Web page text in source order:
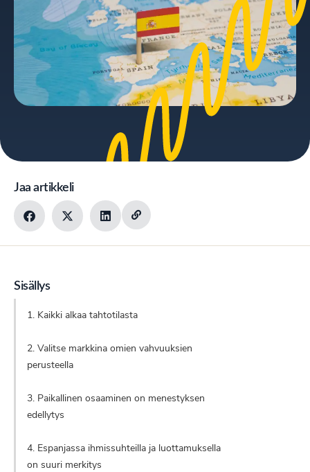
Jaa artikkeli
Sisällys
1. Kaikki alkaa tahtotilasta
2. Valitse markkina omien vahvuuksien
perusteella
3. Paikallinen osaaminen on menestyksen
edellytys
4. Espanjassa ihmissuhteilla ja luottamuksella
on suuri merkitys